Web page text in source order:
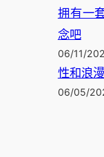
拥有一
念吧
06/11/
性和浪
06/05/